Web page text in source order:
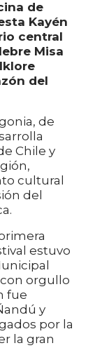
de
Kayén
central
Misa
del
de
Chile y
cultural
del
estuvo
orgullo
fue
y
por la
la gran